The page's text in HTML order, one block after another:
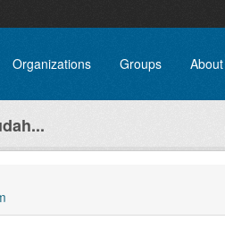
Organizations Groups About